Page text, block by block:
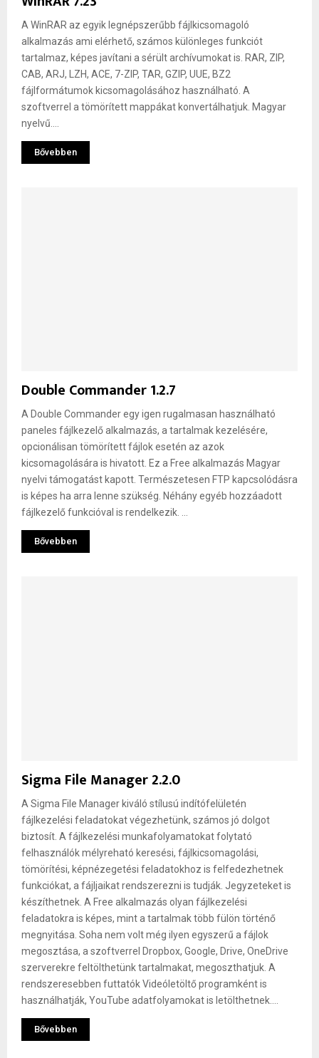
A WinRAR az egyik legnépszerűbb fájlkicsomagoló
alkalmazás ami elérhető, számos különleges funkciót
tartalmaz, képes javítani a sérült archívumokat is. RAR, ZIP,
CAB, ARJ, LZH, ACE, 7-ZIP, TAR, GZIP, UUE, BZ2
fájlformátumok kicsomagolásához használható. A
szoftverrel a tömörített mappákat konvertálhatjuk. Magyar
nyelvű....
Bővebben
Double Commander 1.2.7
A Double Commander egy igen rugalmasan használható
paneles fájlkezelő alkalmazás, a tartalmak kezelésére,
opcionálisan tömörített fájlok esetén az azok
kicsomagolására is hivatott. Ez a Free alkalmazás Magyar
nyelvi támogatást kapott. Természetesen FTP kapcsolódásra
is képes ha arra lenne szükség. Néhány egyéb hozzáadott
fájlkezelő funkcióval is rendelkezik. ...
Bővebben
Sigma File Manager 2.2.0
A Sigma File Manager kiváló stílusú indítófelületén
fájlkezelési feladatokat végezhetünk, számos jó dolgot
biztosít. A fájlkezelési munkafolyamatokat folytató
felhasználók mélyreható keresési, fájlkicsomagolási,
tömörítési, képnézegetési feladatokhoz is felfedezhetnek
funkciókat, a fájljaikat rendszerezni is tudják. Jegyzeteket is
készíthetnek. A Free alkalmazás olyan fájlkezelési
feladatokra is képes, mint a tartalmak több fülön történő
megnyitása. Soha nem volt még ilyen egyszerű a fájlok
megosztása, a szoftverrel Dropbox, Google, Drive, OneDrive
szerverekre feltölthetünk tartalmakat, megoszthatjuk. A
rendszeresebben futtatók Videóletöltő programként is
használhatják, YouTube adatfolyamokat is letölthetnek....
Bővebben